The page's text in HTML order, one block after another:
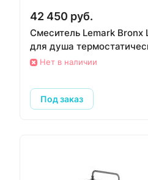
42 450 руб.
Смеситель Lemark Bronx
для душа
Нет в наличии
Под заказ